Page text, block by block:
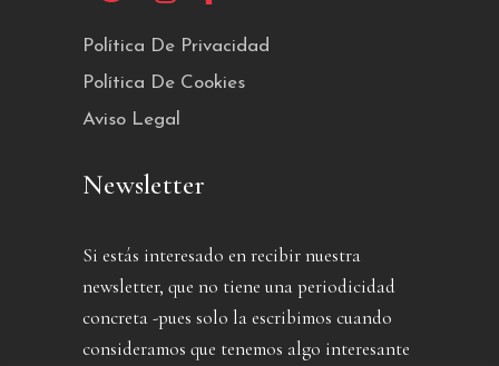
Política De Privacidad
Política De Cookies
Aviso Legal
Newsletter
Si estás interesado en recibir nuestra
newsletter, que no tiene una periodicidad
concreta -pues solo la escribimos cuando
consideramos que tenemos algo interesante